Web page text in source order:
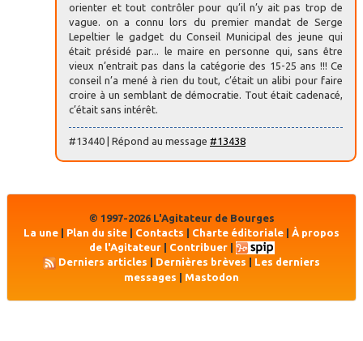
orienter et tout contrôler pour qu’il n’y ait pas trop de
vague. on a connu lors du premier mandat de Serge
Lepeltier le gadget du Conseil Municipal des jeune qui
était présidé par... le maire en personne qui, sans être
vieux n’entrait pas dans la catégorie des 15-25 ans !!! Ce
conseil n’a mené à rien du tout, c’était un alibi pour faire
croire à un semblant de démocratie. Tout était cadenacé,
c’était sans intérêt.
#13440 | Répond au message #13438
© 1997-2026 L'Agitateur de Bourges
La une | Plan du site | Contacts | Charte éditoriale | À propos
de l'Agitateur| Contribuer|
Derniers articles
Dernières brèves
Les derniers
messages
Mastodon